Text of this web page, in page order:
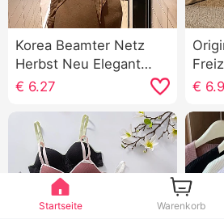
Korea Beamter Netz
Herbst Neu Elegant
Fräulein Schulterpolster
Strickjacke Jacke Mode
Anzug
€ 6.27 €
Startseite Warenkorb